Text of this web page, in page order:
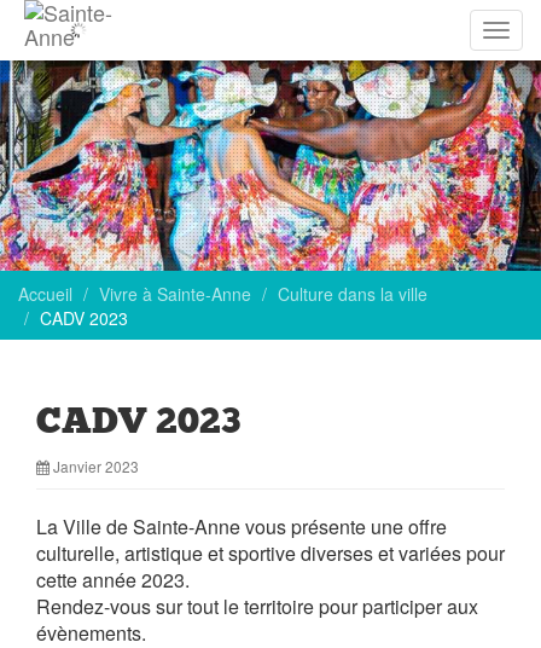
la
Accueil Vivre à Sainte-Anne
Culture dans la ville
CADV 2023
CADV 2023
Janvier 2023
La Ville de Sainte-Anne vous présente une offre
culturelle, artistique et sportive diverses et variées pour
cette année 2023.
Rendez-vous sur tout le territoire pour participer aux
évènements.